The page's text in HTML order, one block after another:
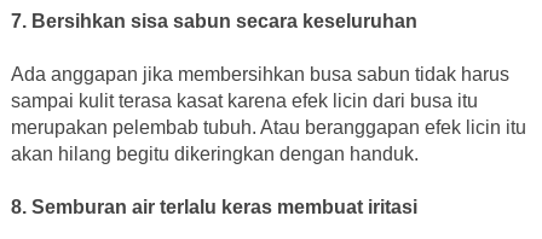
7. Bersihkan sisa sabun secara keseluruhan
Ada anggapan jika membersihkan busa sabun tidak harus
sampai kulit terasa kasat karena efek licin dari busa itu
merupakan pelembab tubuh. Atau beranggapan efek licin itu
akan hilang begitu dikeringkan dengan handuk.
8. Semburan air terlalu keras membuat iritasi